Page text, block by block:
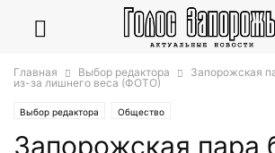
Главная Выбор редактора
Запорожская
из-за лишнего веса (ФОТО)
Выбор редактора Общество
Запорожская пара